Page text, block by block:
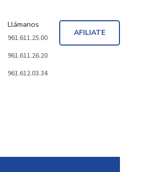
Llámanos
961.611.25.00
961.611.26.20
961.612.03.34
AFILIATE